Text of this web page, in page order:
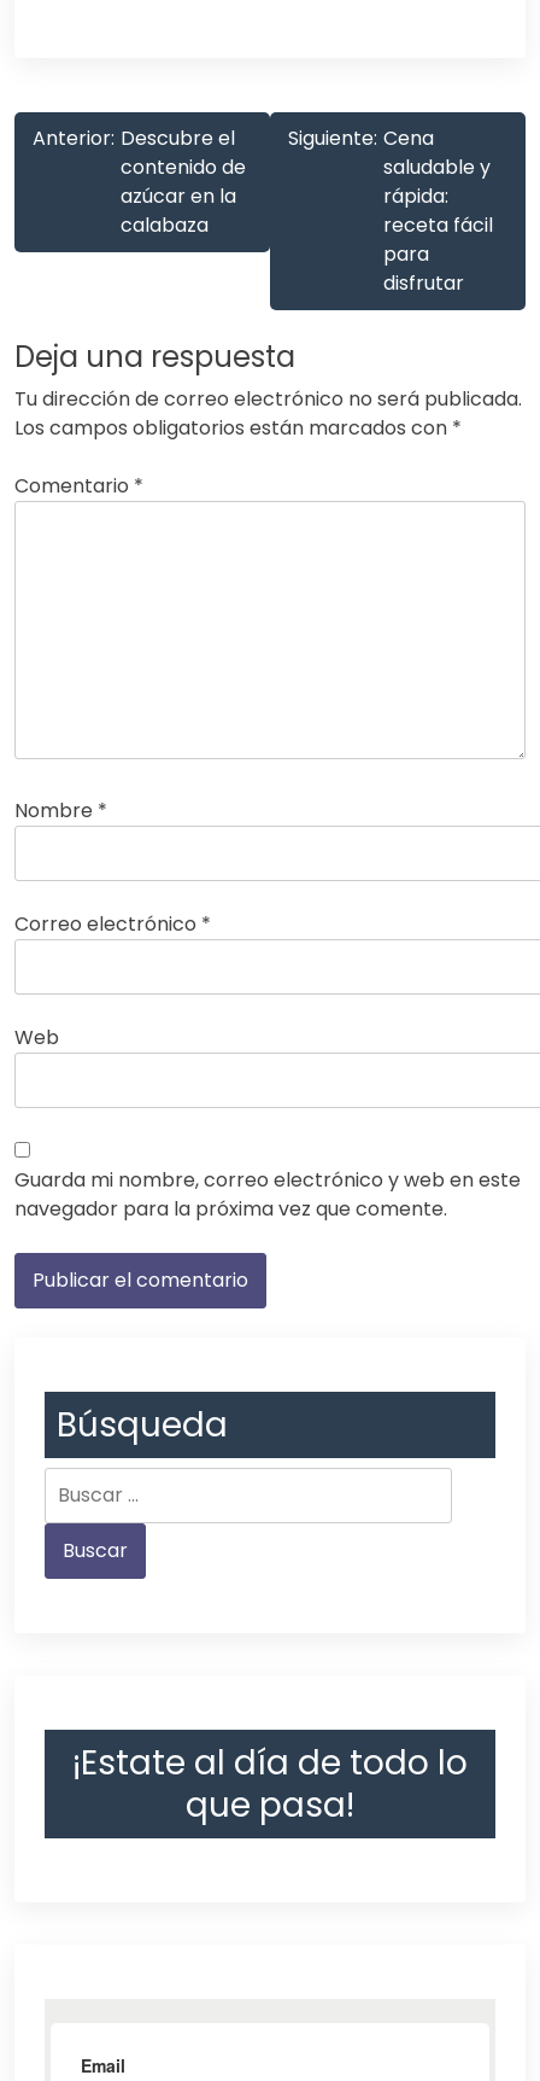
Anterior: Descubre el
contenido de
azúcar en la
calabaza
Siguiente: Cena
saludable y
rápida:
receta fácil
para
disfrutar
Deja una respuesta
Tu dirección de correo electrónico no será publicada.
Los campos obligatorios están marcados con *
Comentario *
Nombre *
Correo electrónico *
Web
Guarda mi nombre, correo electrónico y web en este
navegador para la próxima vez que comente.
Búsqueda
¡Estate al día de todo lo
que pasa!